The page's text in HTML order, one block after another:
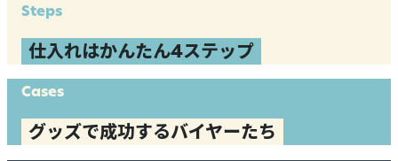
Steps
仕入れはかんたん4ステップ
Cases
グッズで成功するバイヤーたち